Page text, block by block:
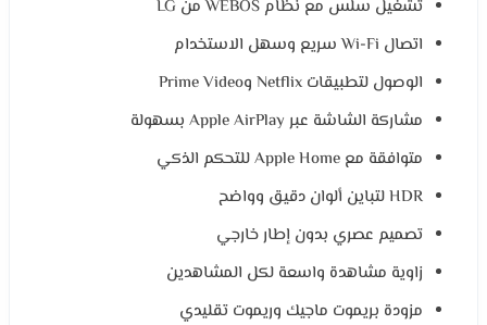
تشغيل سلس مع نظام WEBOS من LG
اتصال Wi-Fi سريع وسهل الاستخدام
الوصول لتطبيقات Netflix وPrime Video
مشاركة الشاشة عبر Apple AirPlay بسهولة
متوافقة مع Apple Home للتحكم الذكي
HDR لتباين ألوان دقيق وواضح
تصميم عصري بدون إطار خارجي
زاوية مشاهدة واسعة لكل المشاهدين
مزودة بريموت ماجيك وريموت تقليدي